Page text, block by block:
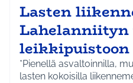
Lasten
Lahelanniityn
leikkipuistoon
*Pienellä asvaltoinnilla,
lasten kokoisilla